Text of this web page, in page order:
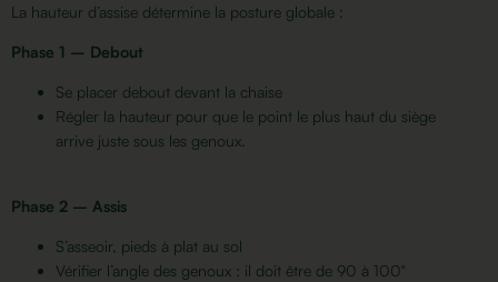
La hauteur d’assise détermine la posture globale :
Phase 1 – Debout
Se placer debout devant la chaise
Régler la hauteur pour que le point le plus haut du siège
arrive juste sous les genoux.
Phase 2 – Assis
S’asseoir, pieds à plat au sol
Vérifier l’angle des genoux : il doit être de 90 à 100°